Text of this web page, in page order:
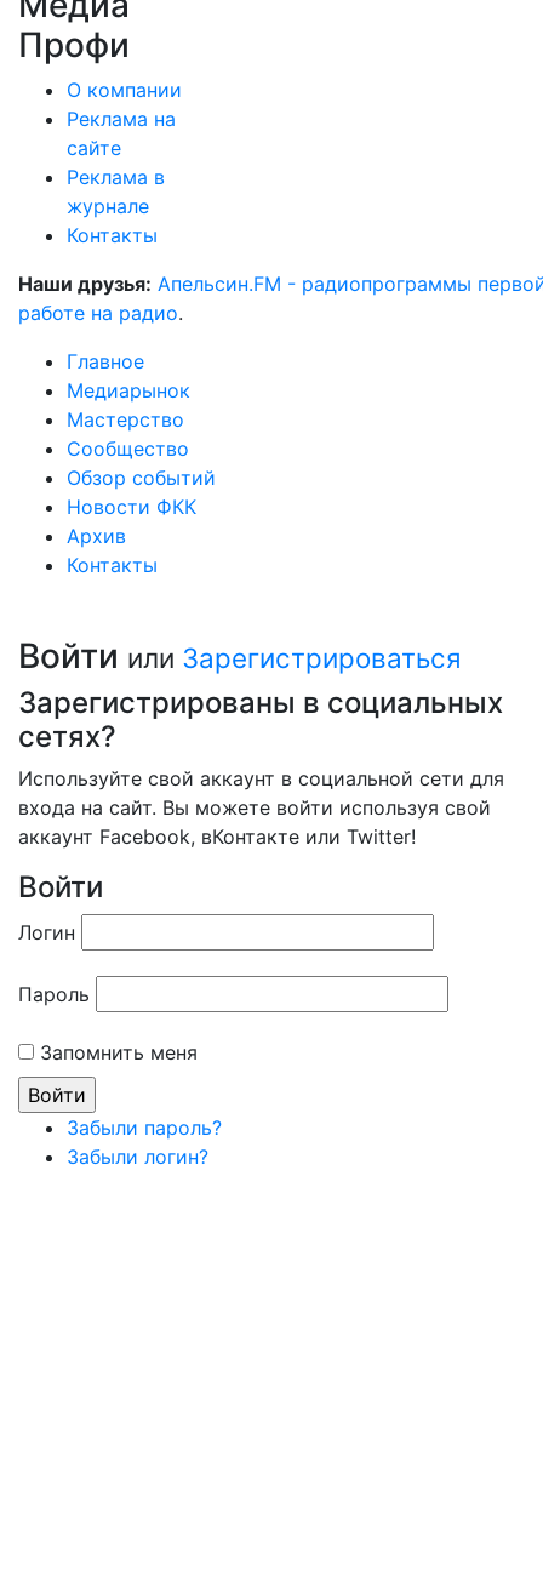
Профи
О компании
Реклама на
сайте
Реклама в
журнале
Контакты
Наши друзья: Апельсин.FM - радиопрограммы
работе на радио.
Главное
Медиарынок
Мастерство
Сообщество
Обзор событий
Новости ФКК
Архив
Контакты
Войти или Зарегистрироваться
Зарегистрированы в социальных
сетях?
Используйте свой аккаунт в социальной сети для
входа на сайт. Вы можете войти используя свой
аккаунт Facebook, вКонтакте или Twitter!
Войти
Логин
Пароль
Запомнить меня
Забыли пароль?
Забыли логин?